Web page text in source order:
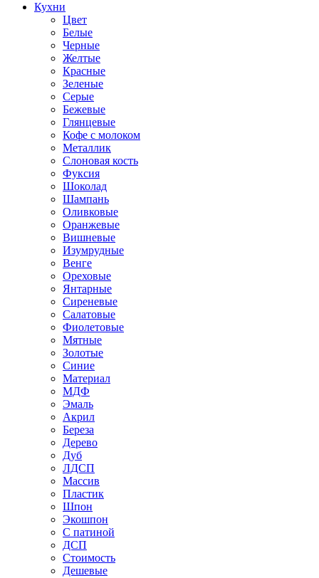
Кухни
Цвет
Белые
Черные
Желтые
Красные
Зеленые
Серые
Бежевые
Глянцевые
Кофе с молоком
Металлик
Слоновая кость
Фуксия
Шоколад
Шампань
Оливковые
Оранжевые
Вишневые
Изумрудные
Венге
Ореховые
Янтарные
Сиреневые
Салатовые
Фиолетовые
Мятные
Золотые
Синие
Материал
МДФ
Эмаль
Акрил
Береза
Дерево
Дуб
ЛДСП
Массив
Пластик
Шпон
Экошпон
С патиной
ДСП
Стоимость
Дешевые